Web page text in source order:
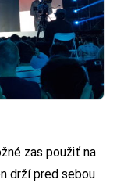
zas použiť na
drží pred sebou